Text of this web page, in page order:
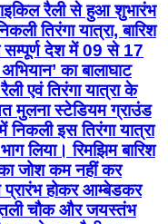
रैली से हुआ शुभारंभ
तिरंगा यात्रा, बारिश
देश में 09 से 17
का बालाघाट
एवं तिरंगा यात्रा के
मुलना स्टेडियम ग्राउंड
इस तिरंगा यात्रा
लिया। रिमझिम बारिश
जोश कम नहीं कर
होकर आम्बेडकर
चौक और जयस्तंभ